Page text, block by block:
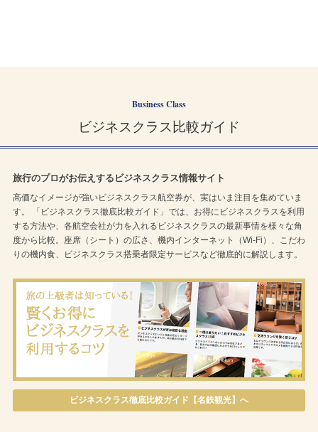
Business Class
ビジネスクラス比較ガイド
旅行のプロがお伝えするビジネスクラス情報サイト
高価なイメージが強いビジネスクラス航空券が、実はいま注目を集めていま
す。 「ビジネスクラス徹底比較ガイド」では、お得にビジネスクラスを利用
する方法や、各航空会社が力を入れるビジネスクラスの最新事情を様々な角
度から比較。座席（シート）の広さ、機内インターネット（Wi-Fi）、こだわ
りの機内食、ビジネスクラス搭乗者限定サービスなど徹底的に解説します。
ビジネスクラス徹底比較ガイド【名鉄観光】へ